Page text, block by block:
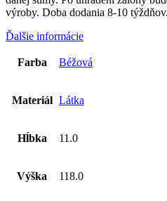
výroby. Doba dodania 8-10 týždňov.
Ďalšie informácie
Farba Béžová
Materiál Látka
Hĺbka 11.0
Výška 118.0